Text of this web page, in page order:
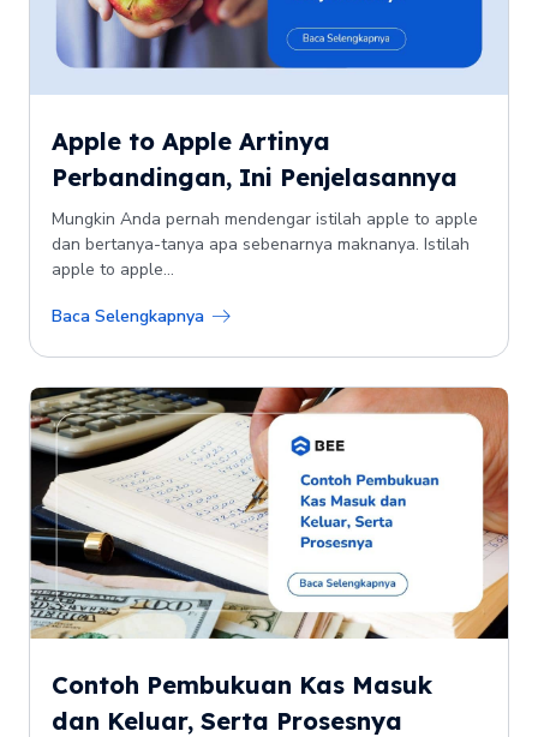
Apple to Apple Artinya
Perbandingan, Ini Penjelasannya
Mungkin Anda pernah mendengar istilah apple to apple
dan bertanya-tanya apa sebenarnya maknanya. Istilah
apple to apple...
Baca Selengkapnya
Contoh Pembukuan Kas Masuk
dan Keluar, Serta Prosesnya